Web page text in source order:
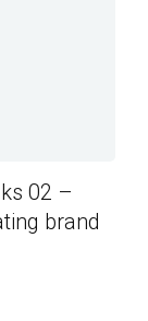
02 –
brand